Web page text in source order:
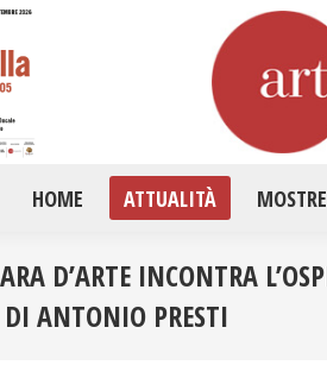
HOME ATTUALITÀ MOSTRE
D’ARTE INCONTRA
DI ANTONIO PRESTI